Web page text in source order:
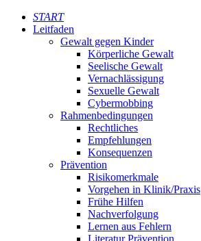
START
Leitfaden
Gewalt gegen Kinder
Körperliche Gewalt
Seelische Gewalt
Vernachlässigung
Sexuelle Gewalt
Cybermobbing
Rahmenbedingungen
Rechtliches
Empfehlungen
Konsequenzen
Prävention
Risikomerkmale
Vorgehen in Klinik/Praxis
Frühe Hilfen
Nachverfolgung
Lernen aus Fehlern
Literatur Prävention